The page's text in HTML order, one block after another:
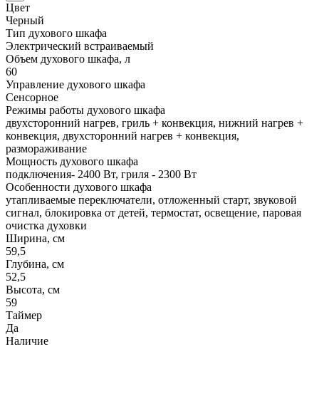
Цвет
Черный
Тип духового шкафа
Электрический встраиваемый
Объем духового шкафа, л
60
Управление духового шкафа
Сенсорное
Режимы работы духового шкафа
двухсторонний нагрев, гриль + конвекция, нижний нагрев +
конвекция, двухсторонний нагрев + конвекция,
размораживание
Мощность духового шкафа
подключения- 2400 Вт, гриля - 2300 Вт
Особенности духового шкафа
утапливаемые переключатели, отложенный старт, звуковой
сигнал, блокировка от детей, термостат, освещение, паровая
очистка духовки
Ширина, см
59,5
Глубина, см
52,5
Высота, см
59
Таймер
Да
Наличие